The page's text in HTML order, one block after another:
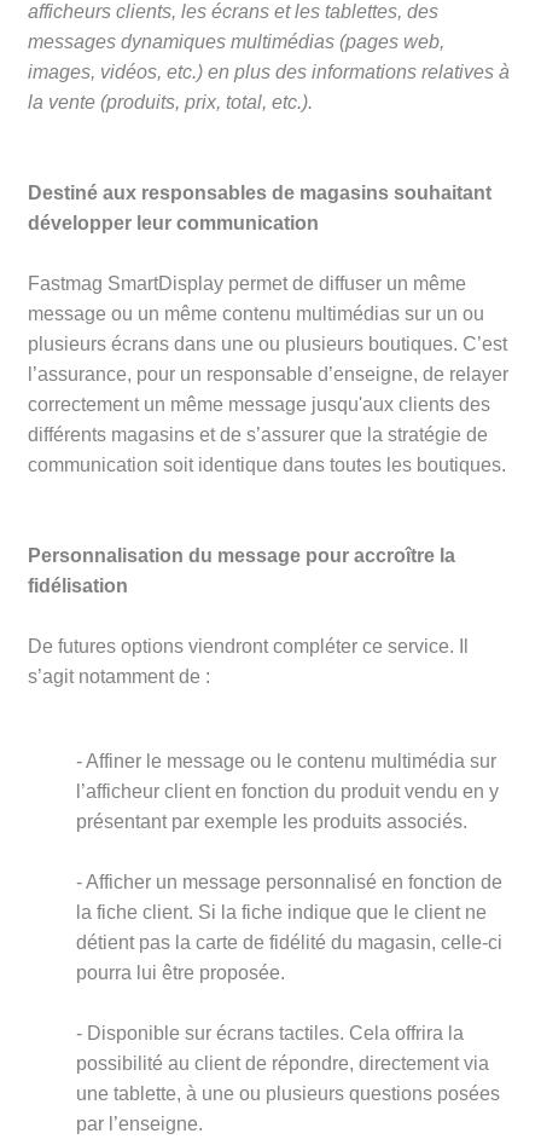
afficheurs clients, les écrans et les tablettes, des
messages dynamiques multimédias (pages web,
images, vidéos, etc.) en plus des informations relatives à
la vente (produits, prix, total, etc.).
Destiné aux responsables de magasins souhaitant
développer leur communication
Fastmag SmartDisplay permet de diffuser un même
message ou un même contenu multimédias sur un ou
plusieurs écrans dans une ou plusieurs boutiques. C’est
l’assurance, pour un responsable d’enseigne, de relayer
correctement un même message jusqu'aux clients des
différents magasins et de s’assurer que la stratégie de
communication soit identique dans toutes les boutiques.
Personnalisation du message pour accroître la
fidélisation
De futures options viendront compléter ce service. Il
s’agit notamment de :
- Affiner le message ou le contenu multimédia sur
l’afficheur client en fonction du produit vendu en y
présentant par exemple les produits associés.
- Afficher un message personnalisé en fonction de
la fiche client. Si la fiche indique que le client ne
détient pas la carte de fidélité du magasin, celle-ci
pourra lui être proposée.
- Disponible sur écrans tactiles. Cela offrira la
possibilité au client de répondre, directement via
une tablette, à une ou plusieurs questions posées
par l’enseigne.